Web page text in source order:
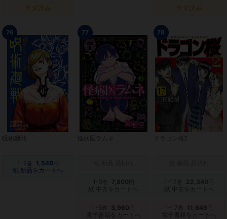
タダ読み タダ読み
76
呪術廻戦
1-2巻 1,540 円
紙 新品をカートへ
77
怪病医ラムネ
7,800
紙 中古をカートへ
1-5 巻 3,960
電子書籍をカートへ
78
ドラゴン桜2
22,340
紙 中古をカートへ
1-17 巻 11,649
電子書籍をカートへ